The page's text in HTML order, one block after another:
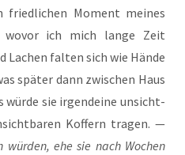
Moment mei­nes
wovor ich mich lan­ge Zeit
Lachen fal­ten sich wie Hän­de
spä­ter dann zwi­schen Haus
wür­de sie irgend­ei­ne unsicht­
Kof­fern tra­gen. —
wür­den, ehe sie nach Wochen